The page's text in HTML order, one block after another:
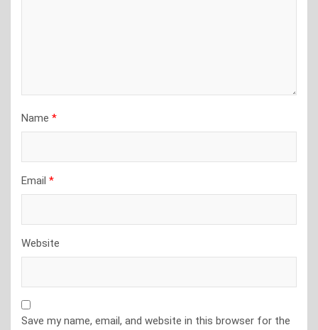
Name *
Email *
Website
Save my name, email, and website in this browser for the